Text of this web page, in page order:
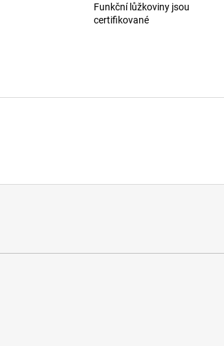
Funkční lůžkoviny jsou
certifikované